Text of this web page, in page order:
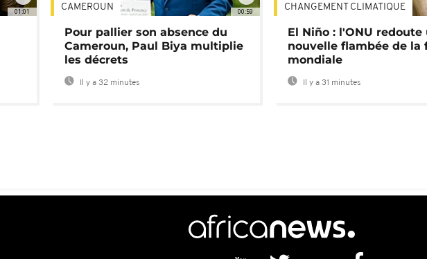
01:01 00:59
CAMEROUN
Pour pallier son absence du
Cameroun, Paul Biya multiplie
les décrets
Il y a 32 minutes
CHANGEMENT CLIMATIQUE
El Niño : l'ONU redoute
nouvelle flambée de la
mondiale
Il y a 31 minutes